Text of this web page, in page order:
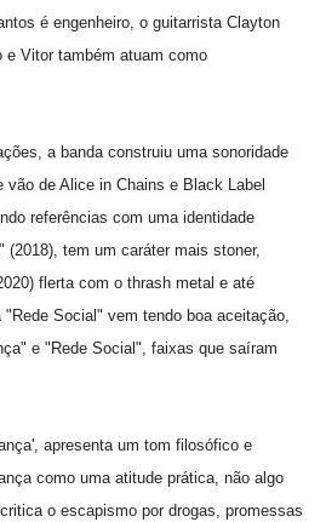
é engenheiro, o guitarrista Clayton
e Vitor também atuam como
a banda construiu uma sonoridade
vão de Alice in Chains e Black Label
referências com uma identidade
(2018), tem um caráter mais stoner,
flerta com o thrash metal e até
Social" vem tendo boa aceitação,
e "Rede Social", faixas que saíram
apresenta um tom filosófico e
como uma atitude prática, não algo
o escapismo por drogas, promessas